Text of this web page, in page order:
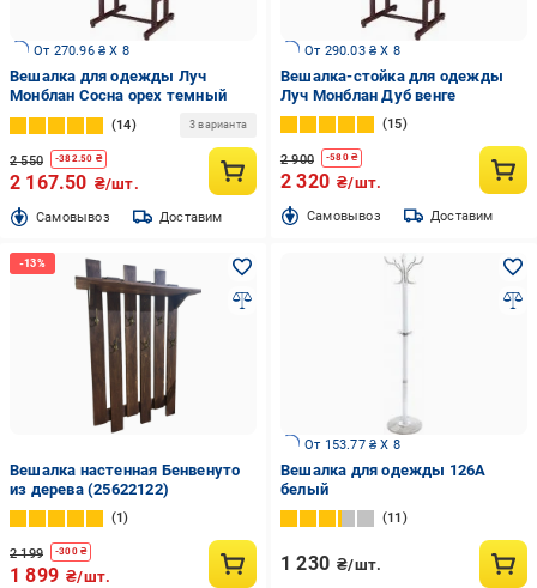
От 270.96 ₴ X 8
Вешалка для одежды Луч
Монблан Сосна орех темный
14 3 варианта
2 550 -382.50 ₴
2 167.50 ₴/шт.
Cамовывоз Доставим
От 290.03 ₴ X 8
Вешалка-стойка для одежды
Луч Монблан Дуб венге
15
2 900 -580₴
2 320 ₴/шт.
Cамовывоз Доставим
Вешалка настенная Бенвенуто
из дерева (25622122)
1
2 199 -300₴
1 899 ₴/шт.
От 153.77 ₴ X 8
Вешалка для одежды 126A
белый
11
1 230 ₴/шт.